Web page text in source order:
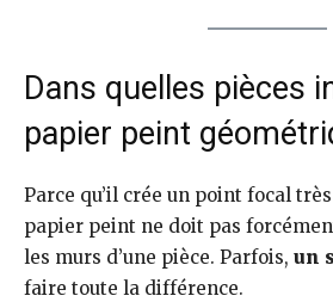
Dans quelles pièces
papier peint
Parce qu’il crée un point focal
papier peint ne doit pas
les murs d’une pièce. Parfois, un
faire toute la différence.